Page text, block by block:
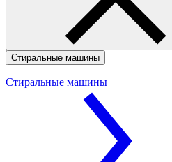
Стиральные машины
Стиральные машины